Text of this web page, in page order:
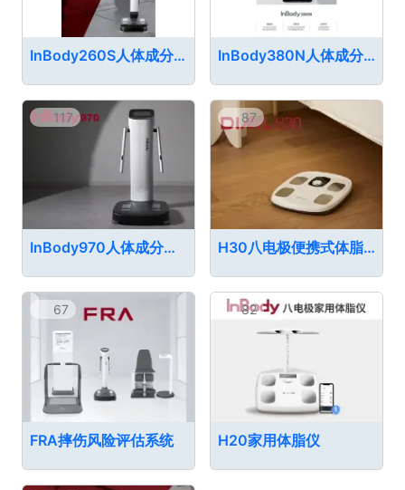
InBody260S人体成分分析仪 InBody380N人体成分分析仪
117
InBody970人体成分分析仪
87
H30八电极便携式体脂仪
67
FRA摔伤风险评估系统
82
H20家用体脂仪